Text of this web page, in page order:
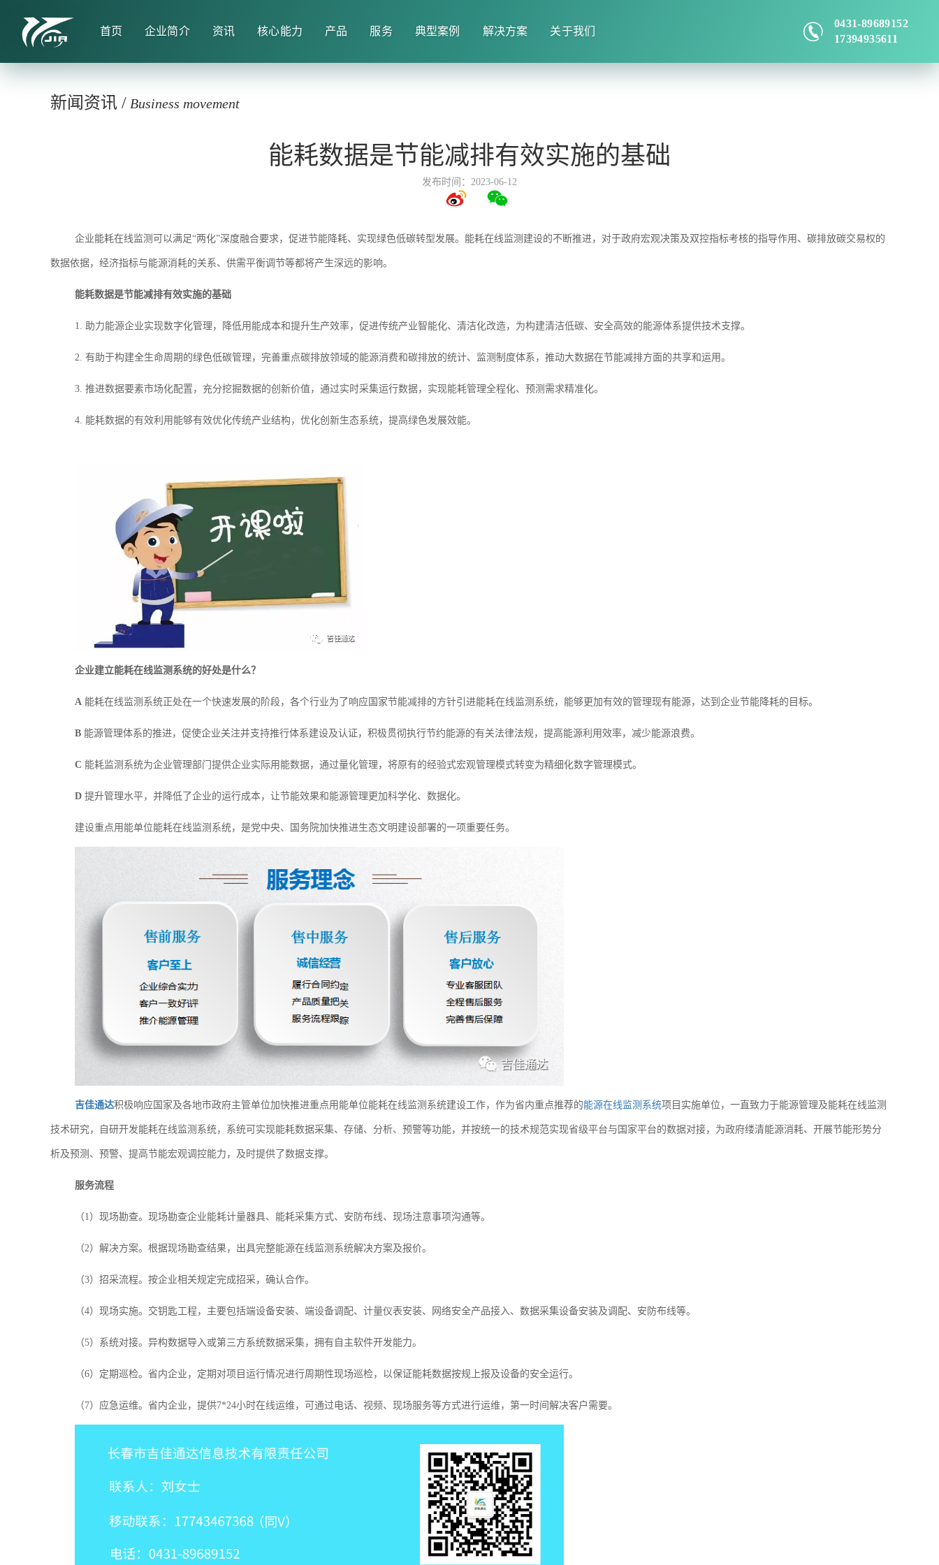
首页 企业简介 资讯 核心能力 产品 服务 典型案例 解决方案 关于我们
0431-89689152
17394935611
新闻资讯 / Business movement
能耗数据是节能减排有效实施的基础
发布时间：2023-06-12
企业能耗在线监测可以满足“两化”深度融合要求，促进节能降耗、实现绿色低碳转型发展。能耗在线监测建设的不断推进，对于政府宏观决策及双控指标考核的指导作用、碳排放碳交易权的
数据依据，经济指标与能源消耗的关系、供需平衡调节等都将产生深远的影响。
能耗数据是节能减排有效实施的基础
1. 助力能源企业实现数字化管理，降低用能成本和提升生产效率，促进传统产业智能化、清洁化改造，为构建清洁低碳、安全高效的能源体系提供技术支撑。
2. 有助于构建全生命周期的绿色低碳管理，完善重点碳排放领域的能源消费和碳排放的统计、监测制度体系，推动大数据在节能减排方面的共享和运用。
3. 推进数据要素市场化配置，充分挖掘数据的创新价值，通过实时采集运行数据，实现能耗管理全程化、预测需求精准化。
4. 能耗数据的有效利用能够有效优化传统产业结构，优化创新生态系统，提高绿色发展效能。
企业建立能耗在线监测系统的好处是什么？
A 能耗在线监测系统正处在一个快速发展的阶段，各个行业为了响应国家节能减排的方针引进能耗在线监测系统，能够更加有效的管理现有能源，达到企业节能降耗的目标。
B 能源管理体系的推进，促使企业关注并支持推行体系建设及认证，积极贯彻执行节约能源的有关法律法规，提高能源利用效率，减少能源浪费。
C 能耗监测系统为企业管理部门提供企业实际用能数据，通过量化管理，将原有的经验式宏观管理模式转变为精细化数字管理模式。
D 提升管理水平，并降低了企业的运行成本，让节能效果和能源管理更加科学化、数据化。
建设重点用能单位能耗在线监测系统，是党中央、国务院加快推进生态文明建设部署的一项重要任务。
吉佳通达积极响应国家及各地市政府主管单位加快推进重点用能单位能耗在线监测系统建设工作，作为省内重点推荐的能源在线监测系统项目实施单位，一直致力于能源管理及能耗在线监测
技术研究，自研开发能耗在线监测系统，系统可实现能耗数据采集、存储、分析、预警等功能，并按统一的技术规范实现省级平台与国家平台的数据对接，为政府缕清能源消耗、开展节能形势分
析及预测、预警、提高节能宏观调控能力，及时提供了数据支撑。
服务流程
（1）现场勘查。现场勘查企业能耗计量器具、能耗采集方式、安防布线、现场注意事项沟通等。
（2）解决方案。根据现场勘查结果，出具完整能源在线监测系统解决方案及报价。
（3）招采流程。按企业相关规定完成招采，确认合作。
（4）现场实施。交钥匙工程，主要包括端设备安装、端设备调配、计量仪表安装、网络安全产品接入、数据采集设备安装及调配、安防布线等。
（5）系统对接。异构数据导入或第三方系统数据采集，拥有自主软件开发能力。
（6）定期巡检。省内企业，定期对项目运行情况进行周期性现场巡检，以保证能耗数据按规上报及设备的安全运行。
（7）应急运维。省内企业，提供7*24小时在线运维，可通过电话、视频、现场服务等方式进行运维，第一时间解决客户需要。